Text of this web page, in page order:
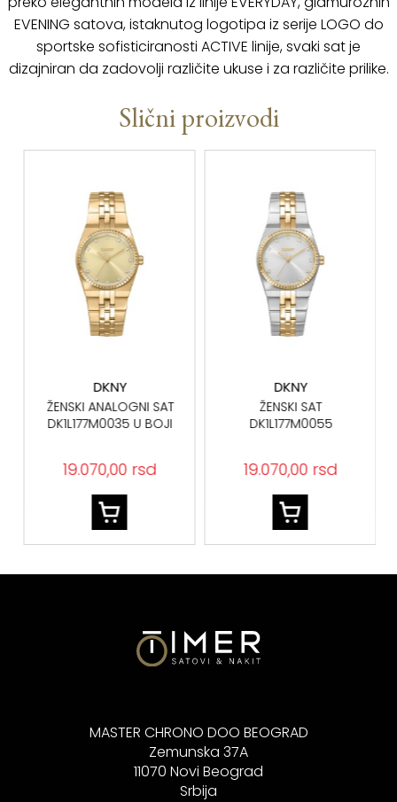
EVENING satova, istaknutog logotipa iz serije LOGO do
sportske sofisticiranosti ACTIVE linije, svaki sat je
dizajniran da zadovolji različite ukuse i za različite prilike.
Slični proizvodi
DKNY
ŽENSKI ANALOGNI SAT
DK1L177M0035 U BOJI
19.070,00 rsd
DKNY
ŽENSKI SAT
DK1L177M0055
19.070,00 rsd
MASTER CHRONO DOO BEOGRAD
Zemunska 37A
11070 Novi Beograd
Srbija